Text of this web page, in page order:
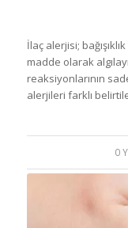
İlaç alerjisi;
madde olarak
reaksiyonlarının
alerjileri farklı
0/